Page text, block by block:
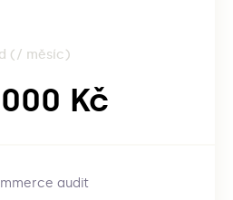
(/ měsíc)
Kč
audit